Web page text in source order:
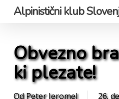
content
Alpinistični klub
Obvezno
ki plezate!
Od Peter Jeromel
26.